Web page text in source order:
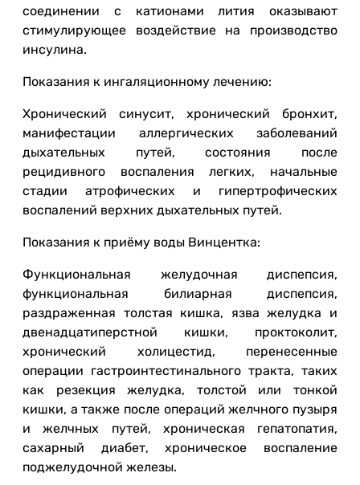
соединении с катионами лития оказывают
стимулирующее воздействие на производство
инсулина.
Показания к ингаляционному лечению:
Хронический синусит, хронический бронхит,
манифестации аллергических заболеваний
дыхательных путей, состояния после
рецидивного воспаления легких, начальные
стадии атрофических и гипертрофических
воспалений верхних дыхательных путей.
Показания к приёму воды Винцентка:
Функциональная желудочная диспепсия,
функциональная билиарная диспепсия,
раздраженная толстая кишка, язва желудка и
двенадцатиперстной кишки, проктоколит,
хронический холицестид, перенесенные
операции гастроинтестинального тракта, таких
как резекция желудка, толстой или тонкой
кишки, а также после операций желчного пузыря
и желчных путей, хроническая гепатопатия,
сахарный диабет, хроническое воспаление
поджелудочной железы.